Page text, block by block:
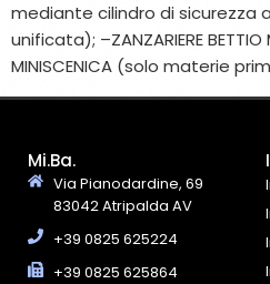
mediante cilindro di sicurezza
unificata); –ZANZARIERE BETTIO
MINISCENICA (solo materie
Mi.Ba.
Via Pianodardine, 69
83042 Atripalda AV
+39 0825 625224
+39 0825 625864